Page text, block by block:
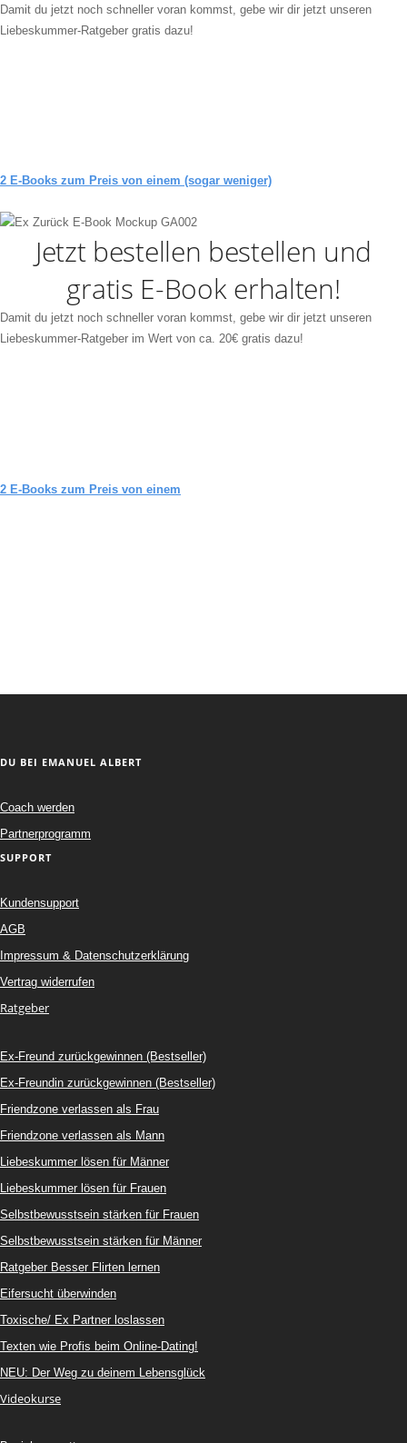
Damit du jetzt noch schneller voran kommst, gebe wir dir jetzt unseren
Liebeskummer-Ratgeber gratis dazu!
2 E-Books zum Preis von einem (sogar weniger)
Jetzt bestellen bestellen und
gratis E-Book erhalten!
Damit du jetzt noch schneller voran kommst, gebe wir dir jetzt unseren
Liebeskummer-Ratgeber im Wert von ca. 20€ gratis dazu!
2 E-Books zum Preis von einem
DU BEI EMANUEL ALBERT
Coach werden
Partnerprogramm
SUPPORT
Kundensupport
AGB
Impressum & Datenschutzerklärung
Vertrag widerrufen
Ratgeber
Ex-Freund zurückgewinnen (Bestseller)
Ex-Freundin zurückgewinnen (Bestseller)
Friendzone verlassen als Frau
Friendzone verlassen als Mann
Liebeskummer lösen für Männer
Liebeskummer lösen für Frauen
Selbstbewusstsein stärken für Frauen
Selbstbewusstsein stärken für Männer
Ratgeber Besser Flirten lernen
Eifersucht überwinden
Toxische/ Ex Partner loslassen
Texten wie Profis beim Online-Dating!
NEU: Der Weg zu deinem Lebensglück
Videokurse